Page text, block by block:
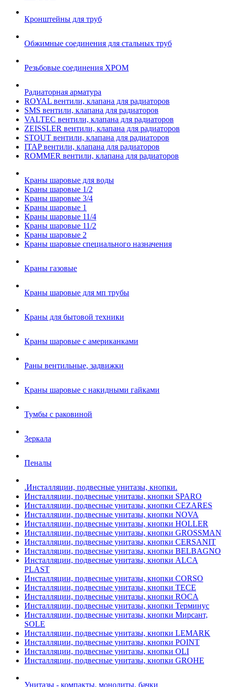
Кронштейны для труб
Обжимные соединения для стальных труб
Резьбовые соединения ХРОМ
Радиаторная арматура
ROYAL вентили, клапана для радиаторов
SMS вентили, клапана для радиаторов
VALTEC вентили, клапана для радиаторов
ZEISSLER вентили, клапана для радиаторов
STOUT вентили, клапана для радиаторов
ITAP вентили, клапана для радиаторов
ROMMER вентили, клапана для радиаторов
Краны шаровые для воды
Краны шаровые 1/2
Краны шаровые 3/4
Краны шаровые 1
Краны шаровые 11/4
Краны шаровые 11/2
Краны шаровые 2
Краны шаровые специального назначения
Краны газовые
Краны шаровые для мп трубы
Краны для бытовой техники
Краны шаровые с американками
Раны вентильные, задвижки
Краны шаровые с накидными гайками
Тумбы с раковиной
Зеркала
Пеналы
.Инсталляции, подвесные унитазы, кнопки.
Инсталляции, подвесные унитазы, кнопки SPARO
Инсталляции, подвесные унитазы, кнопки CEZARES
Инсталляции, подвесные унитазы, кнопки NOVA
Инсталляции, подвесные унитазы, кнопки HOLLER
Инсталляции, подвесные унитазы, кнопки GROSSMAN
Инсталляции, подвесные унитазы, кнопки CERSANIT
Инсталляции, подвесные унитазы, кнопки BELBAGNO
Инсталляции, подвесные унитазы, кнопки ALCA
PLAST
Инсталляции, подвесные унитазы, кнопки CORSO
Инсталляции, подвесные унитазы, кнопки TECE
Инсталляции, подвесные унитазы, кнопки ROCA
Инсталляции, подвесные унитазы, кнопки Терминус
Инсталляции, подвесные унитазы, кнопки Мирсант,
SOLE
Инсталляции, подвесные унитазы, кнопки LEMARK
Инсталляции, подвесные унитазы, кнопки POINT
Инсталляции, подвесные унитазы, кнопки OLI
Инсталляции, подвесные унитазы, кнопки GROHE
Унитазы - компакты, монолиты, бачки